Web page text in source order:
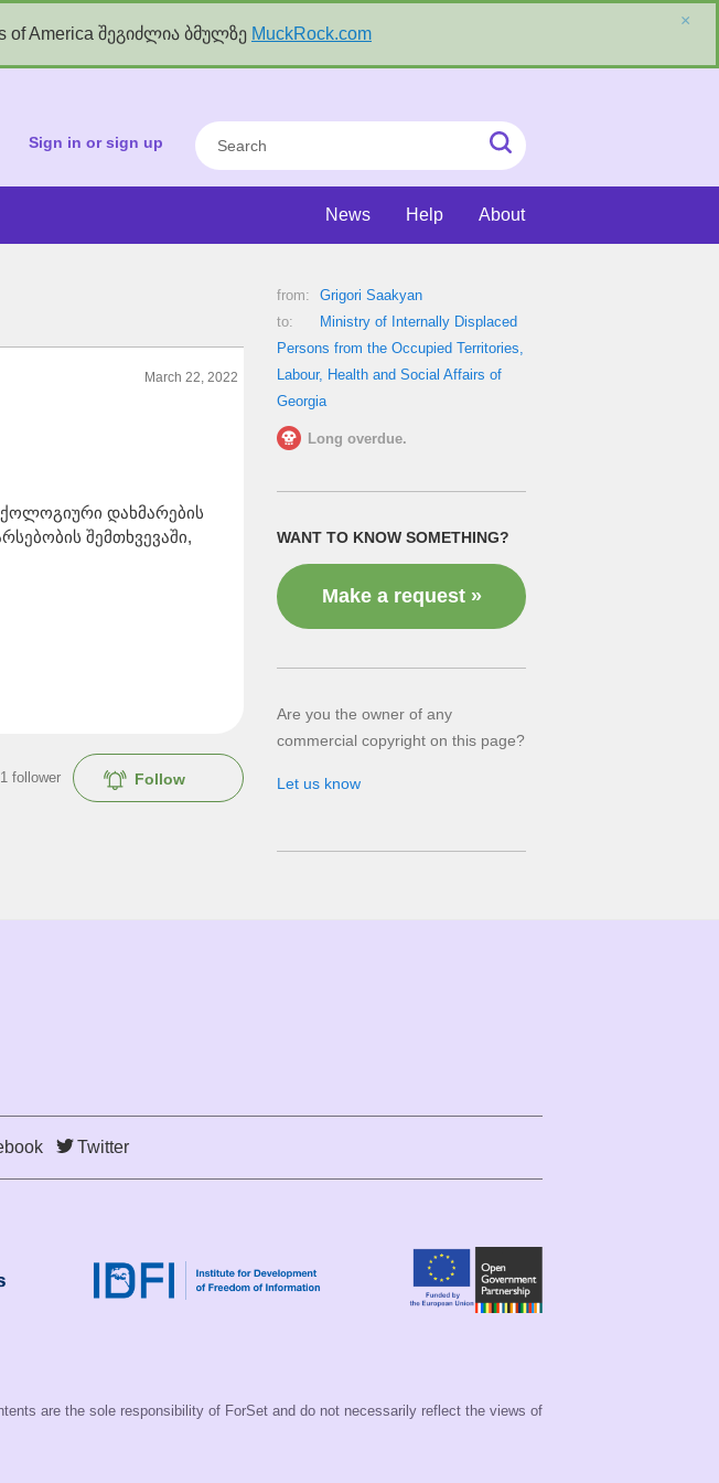
of America შეგიძლია ბმულზე MuckRock.com
×
Search
Submit
Search
Sign in or sign up
About
Help
News
March 22, 2022
დახმარების
შემთხვევაში,
Follow
1 follower
from:
Grigori Saakyan
to:
Ministry of Internally Displaced
Persons from the Occupied Territories,
Labour, Health and Social Affairs of
Georgia
Long overdue.
WANT TO KNOW SOMETHING?
Make a request »
Are you the owner of any
commercial copyright on this page?
Let us know
Twitter
are the sole responsibility of ForSet and do not necessarily reflect the views of